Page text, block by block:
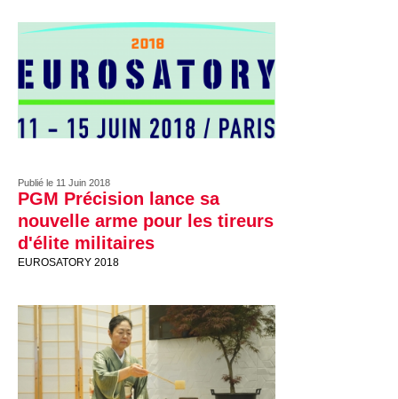
Publié le 11 Juin 2018
PGM Précision lance sa
nouvelle arme pour les tireurs
d'élite militaires
EUROSATORY 2018